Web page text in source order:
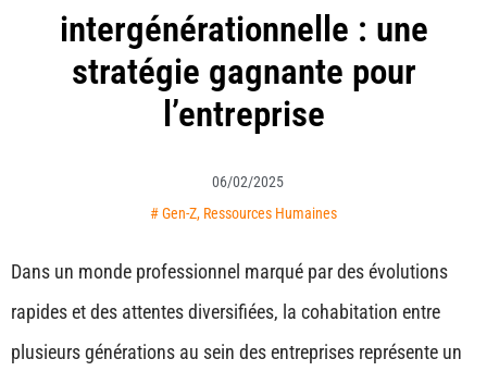
intergénérationnelle : une
stratégie gagnante pour
l’entreprise
06/02/2025
#Gen-Z, Ressources Humaines
Dans un monde professionnel marqué par des évolutions
rapides et des attentes diversifiées, la cohabitation entre
plusieurs générations au sein des entreprises représente un